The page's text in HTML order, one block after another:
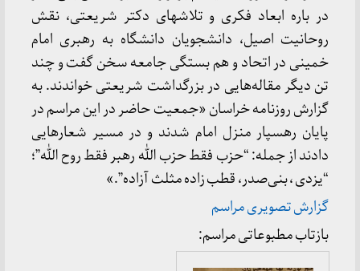
در باره ابعاد فکری و تلاشهای دکتر شریعتی، نقش
روحانیت اصیل، دانشجویان دانشگاه به رهبری امام
خمینی در اتحاد و هم بستگی جامعه سخن گفت و چند
تن دیگر مقاله‌هایی در بزرگداشت شریعتی خواندند. به
گزارش روزنامه خراسان «جمعیت حاضر در این مراسم در
پایان رهسپار منزل امام شدند و در مسیر شعارهایی
دادند از جمله: “حزب فقط حزب الله رهبر فقط روح الله”؛
“یزدی ، بنی‌صدر، قطب زاده مثلث آزاده”.»
گزارش تصویری مراسم
بازتاب مطبوعاتی مراسم: